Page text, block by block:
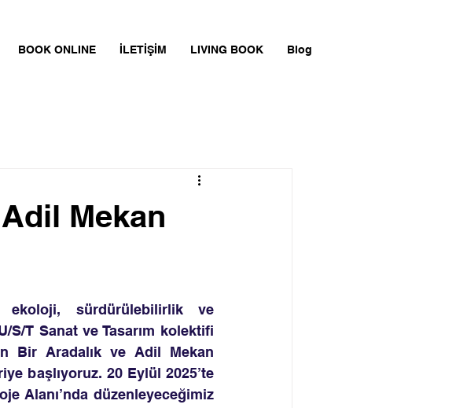
BOOK ONLINE İLETİŞİM LIVING BOOK Blog
Mekan
ekoloji, sürdürülebilirlik ve
T Sanat ve Tasarım kolektifi
Bir Aradalık ve Adil Mekan
başlıyoruz. 20 Eylül 2025’te
Alanı’nda düzenleyeceğimiz